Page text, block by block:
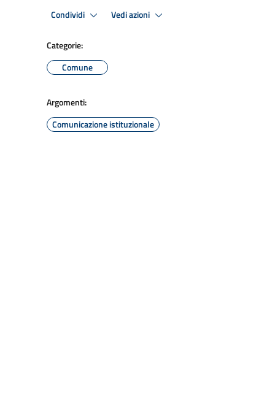
Condividi Vedi azioni
Categorie:
Comune
Argomenti:
Comunicazione istituzionale